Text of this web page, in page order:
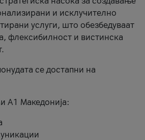
и исклучително
услуги, што обезбедуваат
флексибилност и вистинска
се достапни на
А1 Македонија: